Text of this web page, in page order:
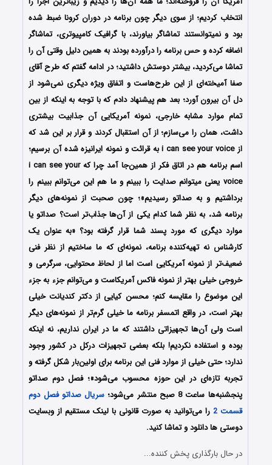
انتخاب کردیم؛ از سوی دیگر چون برنامه در دوران کرونا ضبط شده
بود و نمی‎توانستند تماشاگر بیاورند، با گرافیک کامپیوتری، تماشاگر
اضافه کرده و حس برنامه را درآورده‌ بودند به همین دلیل وقتی آن را
تماشا می‌کردید، بیشتر دوستش ‌داشتید؛ در ادامه گفتم که طرح آقای
صفا آمیخته‌ای از این طرح‌هاست و اتفاق ویژه دیگری نمی‌شود از
دل آن بیرون آورد؛ بعد هم پیشنهاد دادم که با توجه به اینکه از بین
تمام موارد مشابه خارجی، نمونه آمریکایی آن جذابیت بیشتری
داشت، همان را می‌سازم؛ از آن استقبال کردند و قرار بر این شد که
از i can see your voice به قرائت و نمونه ایرانیزه شده آن برسیم؛
اسم برنامه هم در اتاق فکر از همین‌جا آمد چرا که i can see your
voice یعنی می‎توانم صدایت را ببینم و ما هم این می‌توانم ببینم را
برداشتیم و به صداتو رسیدیم»؛ چون صحبت از نمونه‌های دیگر
برنامه شد، به نظر شما کدام یکی از آن‌ها جذاب‌تر است؟ صداتو یا
موارد دیگری که مورد پسند شما قرار گرفته بود؟ «به عنوان یک
کارشناس نه تهیه‌کننده برنامه، نمونه‌ای که ما ساختیم از نظر فنی
ضعیف‌تر از نمونه آمریکایی است اما از لحاظ محتوایی، سرگرمی و
خروجی خیلی بهتر از نمونه فاکس آمریکاست و می‎‌توانم جزء به جزء
این موضوع را مقایسه کنم؛ محسن کیایی از دکتر کندیانت خیلی
بهتر است، در واقع اتمسفر برنامه ما خیلی گرم‌تر از نمونه‌‎های دیگر
است ولی آن‌ها تجهیزاتی داشتند که ما در ایران نداریم، نه اینکه
بوده و استفاده نکردیم! بلکه بعضی تجهیزات درکل در کشور وجود
ندارد؛ حتی خیلی از موارد فنی این برنامه برای اولین‌بار شکل گرفته و
تجربه تازه‌ای در این حوزه محسوب می‌شود»؛ فصل دوم صداتو
پنجشنبه‌ها ساعت 8 صبح منتشر می‌شود؛
سریال صداتو فصل دوم
قسمت 2 را می‌توانید به صورت قانونی با لینک مستقیم از وبسایت
دوستی ها دانلود و تماشا کنید.
در حال بارگذاری پخش کننده...